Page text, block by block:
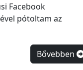
Facebook
pótoltam az
Bővebben